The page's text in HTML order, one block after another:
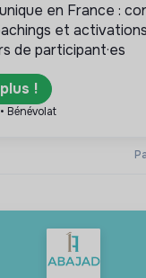
en France :
et
de participant·es
!
Bénévolat